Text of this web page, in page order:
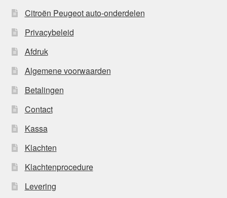
Citroën Peugeot auto-onderdelen
Privacybeleid
Afdruk
Algemene voorwaarden
Betalingen
Contact
Kassa
Klachten
Klachtenprocedure
Levering